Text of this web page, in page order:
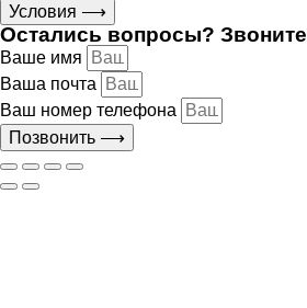
Условия ⟶
Остались вопросы? Звоните
Ваше имя
Ваша почта
Ваш номер телефона
Позвонить ⟶